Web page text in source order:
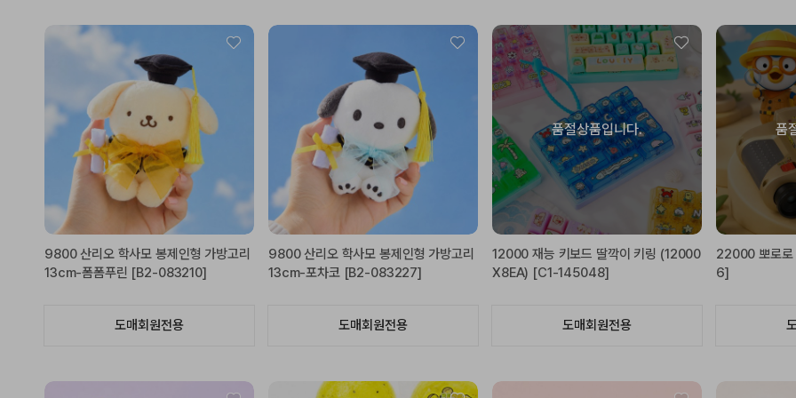
9800 산리오 학사모 봉제인형 가방고리
13cm-폼폼푸린 [B2-083210]
도매회원전용
9800 산리오 학사모 봉제인형 가방고리
13cm-포차코 [B2-083227]
도매회원전용
품절상품입니다.
12000 재능 키보드 딸깍이 키링 (12000
X8EA) [C1-145048]
도매회원전용
품
22000 뽀로
6]